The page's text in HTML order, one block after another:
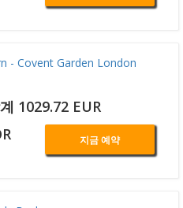
- Covent Garden London
1029.72 EUR
지금 예약